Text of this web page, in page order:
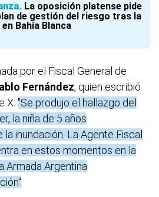
La oposición platense pide
de gestión del riesgo tras la
Bahía Blanca
por el Fiscal General de
Fernández, quien escribió
X: "Se produjo el hallazgo del
la niña de 5 años
inundación. La Agente Fiscal
en estos momentos en la
Armada Argentina